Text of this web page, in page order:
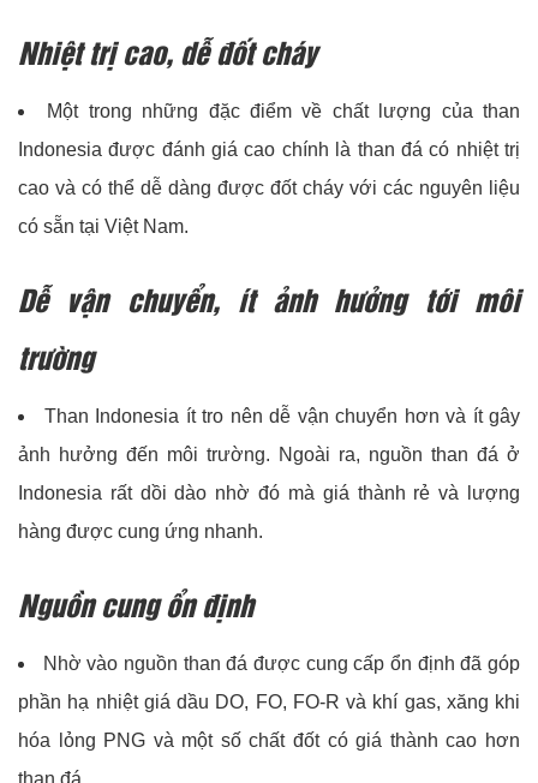
Nhiệt trị cao, dễ đốt cháy
Một trong những đặc điểm về chất lượng của than
Indonesia được đánh giá cao chính là than đá có nhiệt trị
cao và có thể dễ dàng được đốt cháy với các nguyên liệu
có sẵn tại Việt Nam.
Dễ vận chuyển, ít ảnh hưởng tới môi
trường
Than Indonesia ít tro nên dễ vận chuyển hơn và ít gây
ảnh hưởng đến môi trường. Ngoài ra, nguồn than đá ở
Indonesia rất dồi dào nhờ đó mà giá thành rẻ và lượng
hàng được cung ứng nhanh.
Nguồn cung ổn định
Nhờ vào nguồn than đá được cung cấp ổn định đã góp
phần hạ nhiệt giá dầu DO, FO, FO-R và khí gas, xăng khi
hóa lỏng PNG và một số chất đốt có giá thành cao hơn